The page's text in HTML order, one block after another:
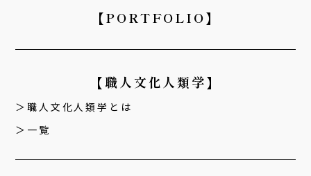
【PORTFOLIO】
【職人文化人類学】
職人文化人類学とは
一覧